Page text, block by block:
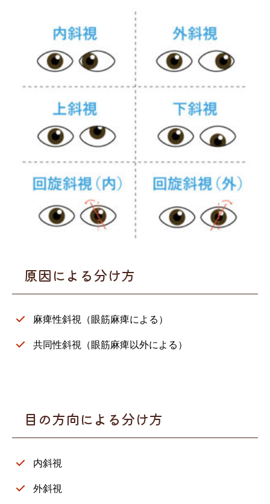
原因による分け方
麻痺性斜視（眼筋麻痺による）
共同性斜視（眼筋麻痺以外による）
目の方向による分け方
内斜視
外斜視